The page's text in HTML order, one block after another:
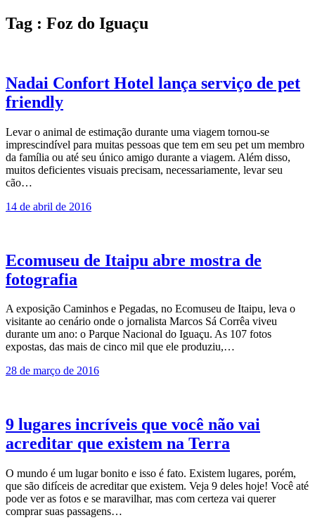
Tag : Foz do Iguaçu
Nadai Confort Hotel lança serviço de pet
friendly
Levar o animal de estimação durante uma viagem tornou-se
imprescindível para muitas pessoas que tem em seu pet um membro
da família ou até seu único amigo durante a viagem. Além disso,
muitos deficientes visuais precisam, necessariamente, levar seu
cão…
14 de abril de 2016
Ecomuseu de Itaipu abre mostra de
fotografia
A exposição Caminhos e Pegadas, no Ecomuseu de Itaipu, leva o
visitante ao cenário onde o jornalista Marcos Sá Corrêa viveu
durante um ano: o Parque Nacional do Iguaçu. As 107 fotos
expostas, das mais de cinco mil que ele produziu,…
28 de março de 2016
9 lugares incríveis que você não vai
acreditar que existem na Terra
O mundo é um lugar bonito e isso é fato. Existem lugares, porém,
que são difíceis de acreditar que existem. Veja 9 deles hoje! Você até
pode ver as fotos e se maravilhar, mas com certeza vai querer
comprar suas passagens…